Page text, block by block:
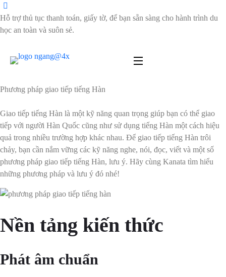
Hỗ trợ thủ tục thanh toán, giấy tờ, để bạn sẵn sàng cho hành trình du
học an toàn và suôn sẻ.
Phương pháp giao tiếp tiếng Hàn
Giao tiếp tiếng Hàn là một kỹ năng quan trọng giúp bạn có thể giao
tiếp với người Hàn Quốc cũng như sử dụng tiếng Hàn một cách hiệu
quả trong nhiều trường hợp khác nhau. Để giao tiếp tiếng Hàn trôi
chảy, bạn cần nắm vững các kỹ năng nghe, nói, đọc, viết và một số
phương pháp giao tiếp tiếng Hàn, lưu ý. Hãy cùng Kanata tìm hiểu
những phương pháp và lưu ý đó nhé!
Nền tảng kiến thức
Phát âm chuẩn